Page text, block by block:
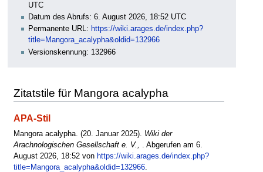
UTC
Datum des Abrufs: 6. August 2026, 18:52 UTC
Permanente URL: https://wiki.arages.de/index.php?
title=Mangora_acalypha&oldid=132966
Versionskennung: 132966
Zitatstile für Mangora acalypha
APA-Stil
Mangora acalypha. (20. Januar 2025). Wiki der
Arachnologischen Gesellschaft e. V., . Abgerufen am 6.
August 2026, 18:52 von https://wiki.arages.de/index.php?
title=Mangora_acalypha&oldid=132966.